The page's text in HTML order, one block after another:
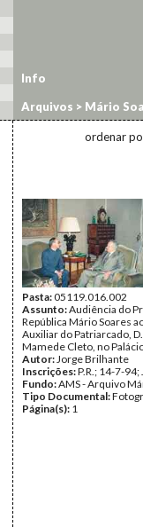
Info
Arquivos > Mário
ordenar
Pasta:05119.016.002
Assunto:Audiência do
República Mário Soares
Auxiliar do Patriarcado,
Mamede Cleto, no
Autor:Jorge Brilhante
Inscrições:P.R.; 14-7-94;
Fundo:AMS - Arquivo
Tipo Documental:
Página(s): 1